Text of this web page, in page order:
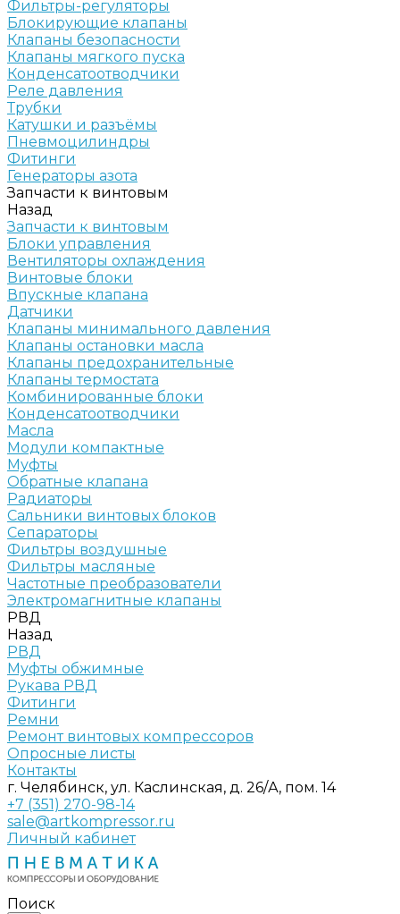
Фильтры-регуляторы
Блокирующие клапаны
Клапаны безопасности
Клапаны мягкого пуска
Конденсатоотводчики
Реле давления
Трубки
Катушки и разъёмы
Пневмоцилиндры
Фитинги
Генераторы азота
Запчасти к винтовым
Назад
Запчасти к винтовым
Блоки управления
Вентиляторы охлаждения
Винтовые блоки
Впускные клапана
Датчики
Клапаны минимального давления
Клапаны остановки масла
Клапаны предохранительные
Клапаны термостата
Комбинированные блоки
Конденсатоотводчики
Масла
Модули компактные
Муфты
Обратные клапана
Радиаторы
Сальники винтовых блоков
Сепараторы
Фильтры воздушные
Фильтры масляные
Частотные преобразователи
Электромагнитные клапаны
РВД
Назад
РВД
Муфты обжимные
Рукава РВД
Фитинги
Ремни
Ремонт винтовых компрессоров
Опросные листы
Контакты
г. Челябинск, ул. Каслинская, д. 26/А, пом. 14
+7 (351) 270-98-14
sale@artkompressor.ru
Личный кабинет
Поиск